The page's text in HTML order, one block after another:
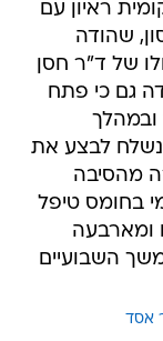
ראיון עם
שהודה
של ד"ר חסן
גם כי פתח
ובמהלך
נשלח לבצע את
מהסיבה
בחומס טיפל
ומארבעה
השבועיים
אסד